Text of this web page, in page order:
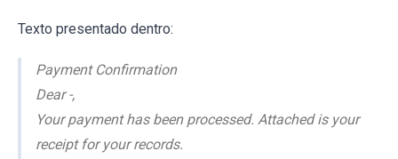
Texto presentado dentro:
Payment Confirmation
Dear -,
Your payment has been processed. Attached is your
receipt for your records.